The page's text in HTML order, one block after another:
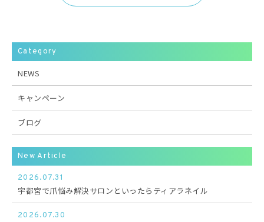
Category
NEWS
キャンペーン
ブログ
New Article
2026.07.31
宇都宮で爪悩み解決サロンといったらティアラネイル
2026.07.30